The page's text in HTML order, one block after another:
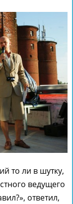
то ли в шутку,
ведущего
ответил,